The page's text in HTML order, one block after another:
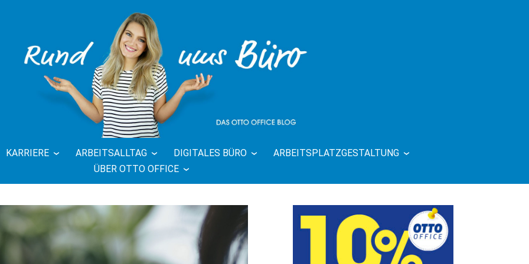
BLOG | RUND UMS
BÜRO
KARRIERE ARBEITSALLTAG DIGITALES BÜRO
ARBEITSPLATZGESTALTUNG
ÜBER OTTO OFFICE